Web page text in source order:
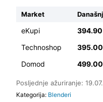
Market
eKupi 394.90
Technoshop
Domod
Posljednje ažuriranje:
Kategorija: Blenderi